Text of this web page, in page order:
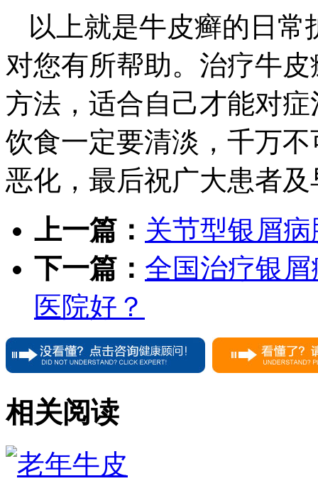
以上就是牛皮癣的日
对您有所帮助。治疗牛
方法，适合自己才能对
饮食一定要清淡，千万
恶化，最后祝广大患者
上一篇： 关节型银屑
下一篇： 全国治疗银
医院好？
相关阅读